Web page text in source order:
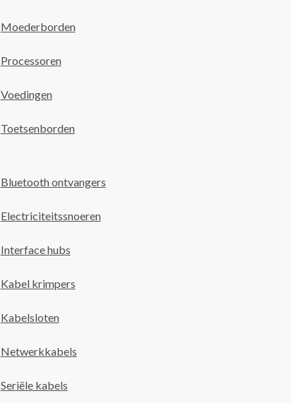
Moederborden
Processoren
Voedingen
Toetsenborden
Bluetooth ontvangers
Electriciteitssnoeren
Interface hubs
Kabel krimpers
Kabelsloten
Netwerkkabels
Seriële kabels